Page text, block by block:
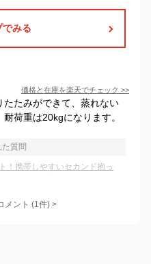
でみる
価格と在庫を楽天でチェック >>
たみができて、蒸れない
荷重は20kgになります。
た質問
！携帯しやすいセカンド抱っ
メント (1件) >